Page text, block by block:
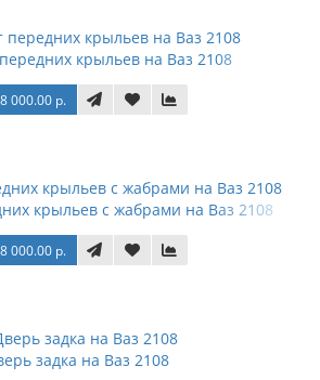
крыльев на Ваз 2108
8 000.00 р.
крыльев с жабрами на Ваз 2108
8 000.00 р.
задка на Ваз 2108